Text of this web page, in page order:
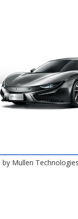
by Mullen